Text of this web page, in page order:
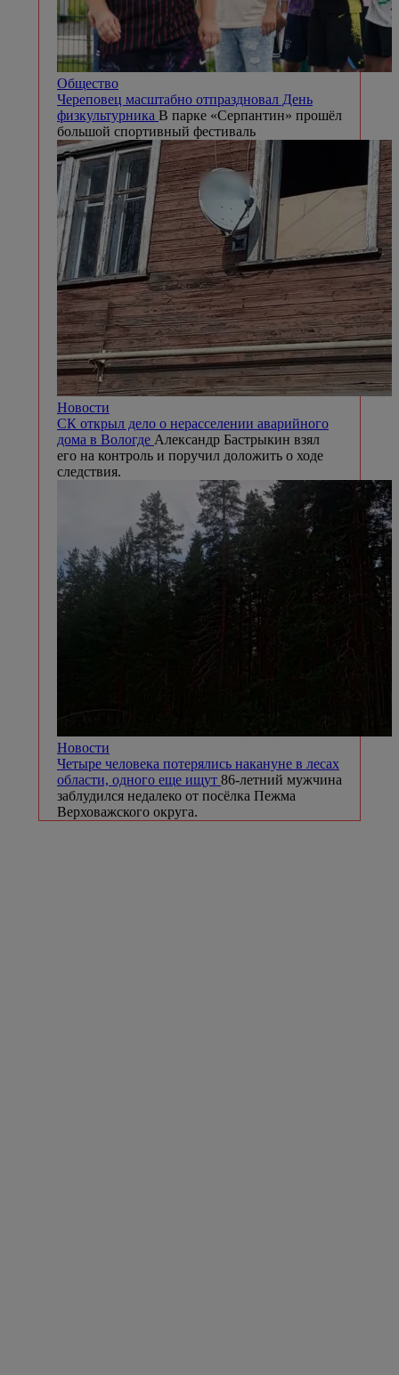
Общество
Череповец масштабно отпраздновал День
физкультурника В парке «Серпантин» прошёл
большой спортивный фестиваль
Новости
СК открыл дело о нерасселении аварийного
дома в Вологде Александр Бастрыкин взял
его на контроль и поручил доложить о ходе
следствия.
Новости
Четыре человека потерялись накануне в лесах
области, одного еще ищут 86-летний мужчина
заблудился недалеко от посёлка Пежма
Верховажского округа.